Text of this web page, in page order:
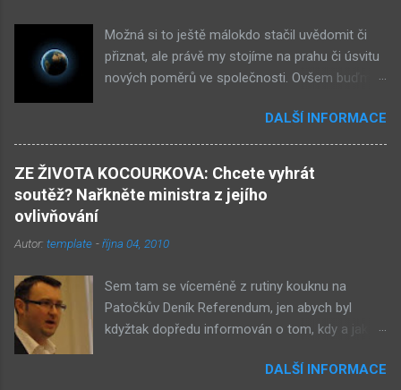
Možná si to ještě málokdo stačil uvědomit či
přiznat, ale právě my stojíme na prahu či úsvitu
nových poměrů ve společnosti. Ovšem buďme
Novými poměry ve společnosti myslím
přiklonění se s některé z nám již historicky
známých situací. Přiznejme si to otevřeně – je
to buď nová forma demokracie, anebo
nacismus. Těžko si někdo z nás mohl
společnosti stále větší vliv – v každém městě již
Před deseti lety věc zcela nevídaná. Příslušníci
tohoto etnika se úspěšně integrují do
společnosti a nyní již jejich děti chodí do našich
jsou prostě jiní. Co to pro nás znamená? Za 10
DALŠÍ INFORMACE
ZE ŽIVOTA KOCOURKOVA: Chcete vyhrát
soutěž? Nařkněte ministra z jejího
ovlivňování
Autor: template -října 04, 2010
Sem tam se víceméně z rutiny kouknu na
Patočkův Deník Referendum, jen abych byl
kdyžtak dopředu informován o tom, kdy a jak
ji povede. Odkazy na některé články mi zase
DALŠÍ INFORMACE